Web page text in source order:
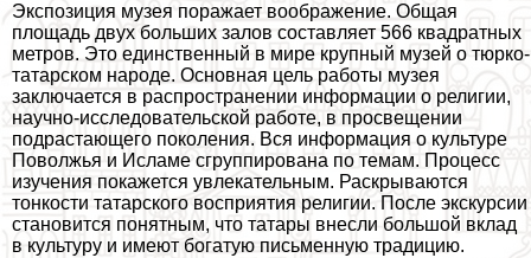
Экспозиция музея поражает воображение. Общая
площадь двух больших залов составляет 566 квадратных
метров. Это единственный в мире крупный музей о тюрко-
татарском народе. Основная цель работы музея
заключается в распространении информации о религии,
научно-исследовательской работе, в просвещении
подрастающего поколения. Вся информация о культуре
Поволжья и Исламе сгруппирована по темам. Процесс
изучения покажется увлекательным. Раскрываются
тонкости татарского восприятия религии. После экскурсии
становится понятным, что татары внесли большой вклад
в культуру и имеют богатую письменную традицию.